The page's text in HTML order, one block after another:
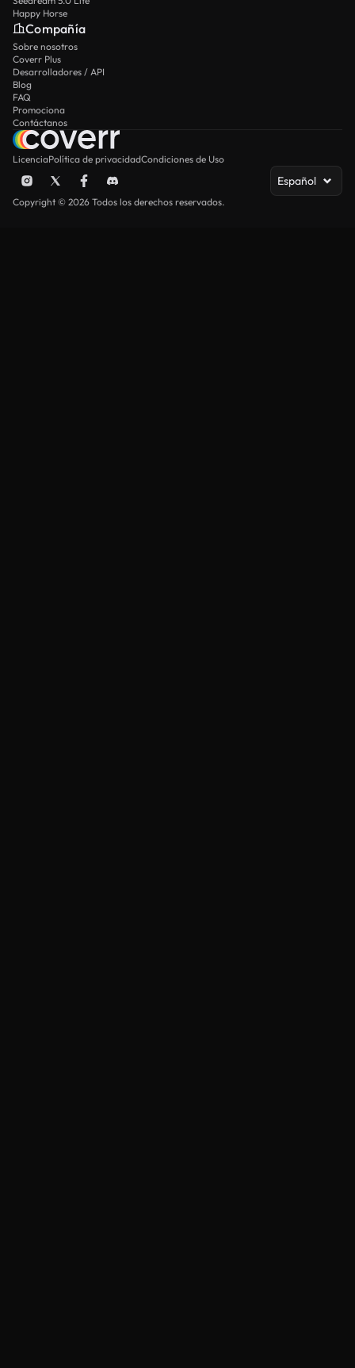
Happy Horse
Compañía
Sobre nosotros
Coverr Plus
Desarrolladores / API
Blog
FAQ
Promociona
Contáctanos
LicenciaPolítica de privacidadCondiciones de Uso
Español
Copyright © 2026 Todos los derechos reservados.